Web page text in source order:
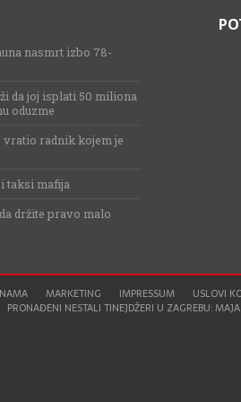
nasmrt izbo 78-
da joj isplati 50 miliona
oduzme
vratio radnik kojem je
taksi mafija
držite pravo malo
MARKETING IMPRESSUM
USLOVI
PRONAĐENI NESTALI TINEJDŽERI U ZAGREBU: